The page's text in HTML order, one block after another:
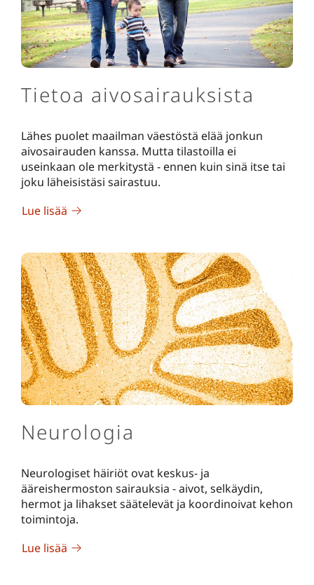
Tietoa aivosairauksista
Lähes puolet maailman väestöstä elää jonkun
aivosairauden kanssa. Mutta tilastoilla ei
useinkaan ole merkitystä - ennen kuin sinä itse tai
joku läheisistäsi sairastuu.
Lue lisää
Neurologia
Neurologiset häiriöt ovat keskus- ja
ääreishermoston sairauksia - aivot, selkäydin,
hermot ja lihakset säätelevät ja koordinoivat kehon
toimintoja.
Lue lisää